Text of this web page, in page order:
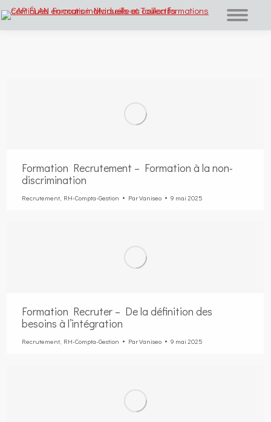
Formation Recrutement – Formation à la non-
discrimination
Recrutement, RH-Compta-Gestion ParVaniseo 9 mai 2025
Formation Recruter – De la définition des
besoins à l’intégration
Recrutement, RH-Compta-Gestion ParVaniseo 9 mai 2025